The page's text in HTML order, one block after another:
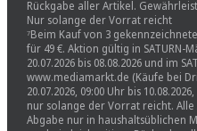
Rückgabe aller Artikel.
Nur solange der Vorrat reicht
⁷Beim Kauf von 3
für 49 €. Aktion gültig in SATURN-
20.07.2026 bis 08.08.2026 und im
www.mediamarkt.de (Käufe bei
20.07.2026, 09:00 Uhr bis
nur solange der Vorrat reicht.
Abgabe nur in haushaltsüblichen